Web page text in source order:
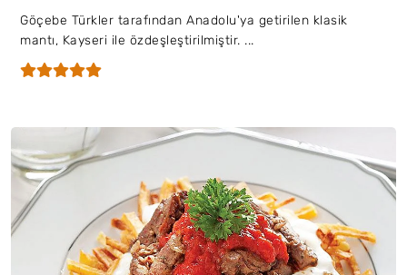
Göçebe Türkler tarafından Anadolu'ya getirilen klasik
mantı, Kayseri ile özdeşleştirilmiştir. ...